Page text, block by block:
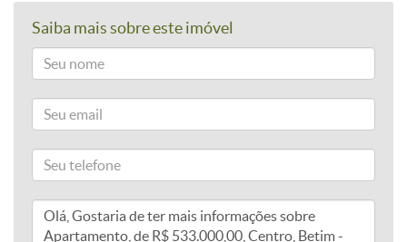
Saiba mais sobre este imóvel